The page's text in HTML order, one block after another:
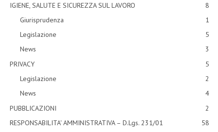
IGIENE, SALUTE E SICUREZZA SUL LAVORO
8
Giurisprudenza
1
Legislazione
5
News
3
PRIVACY
5
Legislazione
2
News
4
PUBBLICAZIONI
2
RESPONSABILITA' AMMINISTRATIVA – D.Lgs. 231/01
58